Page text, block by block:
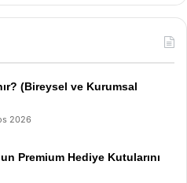
(Bireysel ve Kurumsal
2026
Premium Hediye Kutularını